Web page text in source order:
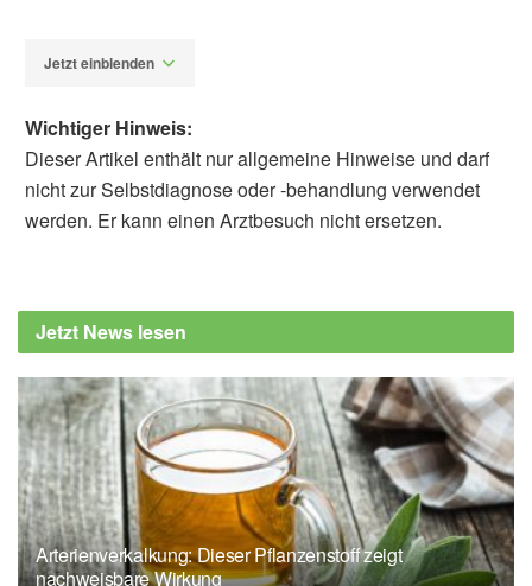
Jetzt einblenden
werden unglücklich, (Abruf: 22.05.2021)
Wichtiger Hinweis:
Dieser Artikel enthält nur allgemeine Hinweise und darf
nicht zur Selbstdiagnose oder -behandlung verwendet
werden. Er kann einen Arztbesuch nicht ersetzen.
Jetzt News lesen
Arterienverkalkung: Dieser Pflanzenstoff zeigt
nachweisbare Wirkung